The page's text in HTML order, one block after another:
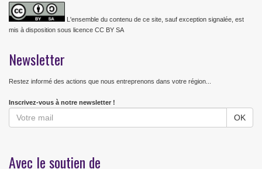
L'ensemble du contenu de ce site, sauf exception signalée, est
mis à disposition sous licence CC BY SA
Newsletter
Restez informé des actions que nous entreprenons dans votre région...
Inscrivez-vous à notre newsletter !
Avec le soutien de